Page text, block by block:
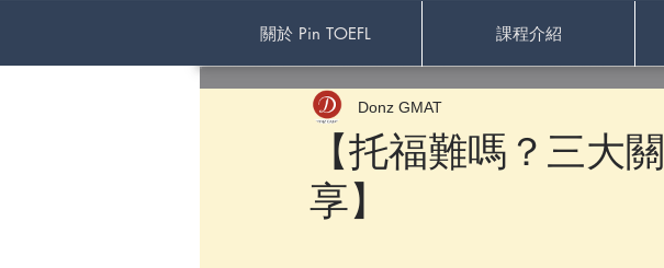
關於 Pin TOEFL 課程介紹
【托福難嗎？三大
享】
Donz GMAT